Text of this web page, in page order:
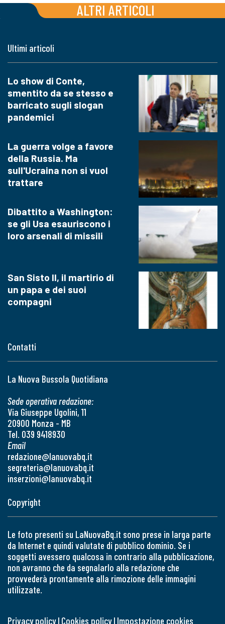
ALTRI ARTICOLI
Contatti
La Nuova Bussola Quotidiana
Sede operativa redazione:
Via Giuseppe Ugolini, 11
20900 Monza - MB
Tel. 039 9418930
Email
redazione@lanuovabq.it
segreteria@lanuovabq.it
inserzioni@lanuovabq.it
Ultimi articoli
Lo show di Conte,
smentito da se stesso e
barricato sugli slogan
pandemici
La guerra volge a favore
della Russia. Ma
sull'Ucraina non si vuol
trattare
Dibattito a Washington:
se gli Usa esauriscono i
loro arsenali di missili
San Sisto II, il martirio di
un papa e dei suoi
compagni
Copyright
Le foto presenti su LaNuovaBq.it sono prese in larga parte
da Internet e quindi valutate di pubblico dominio. Se i
soggetti avessero qualcosa in contrario alla pubblicazione,
non avranno che da segnalarlo alla redazione che
provvederà prontamente alla rimozione delle immagini
utilizzate.
Privacy policy| Cookies policy| Impostazione cookies